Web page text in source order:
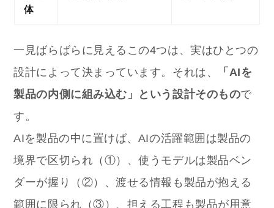
体
一見ばらばらに見えるこの4つは、実はひとつの
設計によって決まっています。それは、
「AIを
製品の内側に組み込む」という設計そのもので
す。
AIを製品の中に置けば、AIの活躍範囲は製品の
境界で区切られ（①）、使うモデルは製品ベン
ダーが握り（②）、渡せる情報も製品が抱える
範囲に限られ（③）、担える工程も製品が用意